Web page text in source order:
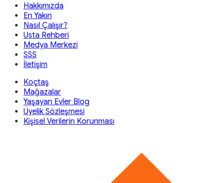
Hakkımızda
En Yakın
Nasıl Çalışır?
Usta Rehberi
Medya Merkezi
SSS
İletişim
Koçtaş
Mağazalar
Yaşayan Evler Blog
Üyelik Sözleşmesi
Kişisel Verilerin Korunması